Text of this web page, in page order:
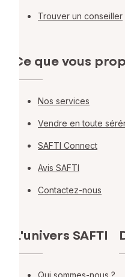
Trouver un conseiller
Ce que vous
Nos services
Vendre en toute
SAFTI Connect
Avis SAFTI
Contactez-nous
L'univers SAFTI
Qui sommes-nous ?